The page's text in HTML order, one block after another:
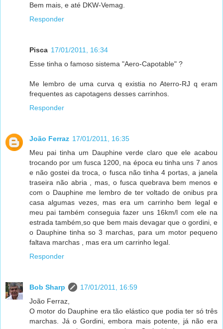
Bem mais, e até DKW-Vemag.
Responder
Pisca 17/01/2011, 16:34
Esse tinha o famoso sistema "Aero-Capotable" ?
Me lembro de uma curva q existia no Aterro-RJ q eram
frequentes as capotagens desses carrinhos.
Responder
João Ferraz 17/01/2011, 16:35
Meu pai tinha um Dauphine verde claro que ele acabou
trocando por um fusca 1200, na época eu tinha uns 7 anos
e não gostei da troca, o fusca não tinha 4 portas, a janela
traseira não abria , mas, o fusca quebrava bem menos e
com o Dauphine me lembro de ter voltado de onibus pra
casa algumas vezes, mas era um carrinho bem legal e
meu pai também conseguia fazer uns 16km/l com ele na
estrada também,so que bem mais devagar que o gordini, e
o Dauphine tinha so 3 marchas, para um motor pequeno
faltava marchas , mas era um carrinho legal.
Responder
Bob Sharp
17/01/2011, 16:59
João Ferraz,
O motor do Dauphine era tão elástico que podia ter só três
marchas. Já o Gordini, embora mais potente, já não era